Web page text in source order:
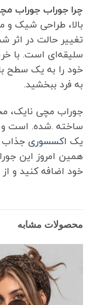
چرا جوراب جوراب
بالا، طراحی شیک و
تغییر حالت در اثر
سلیقه‌ای است. با
خود را به یک سطح
به فرد ببخشید.
جوراب مچی نایک،
ساخته .شده. است و
یک اکسسوریجذاب
همین امروز این
خود اضافه کنید و
محصولات مشابه